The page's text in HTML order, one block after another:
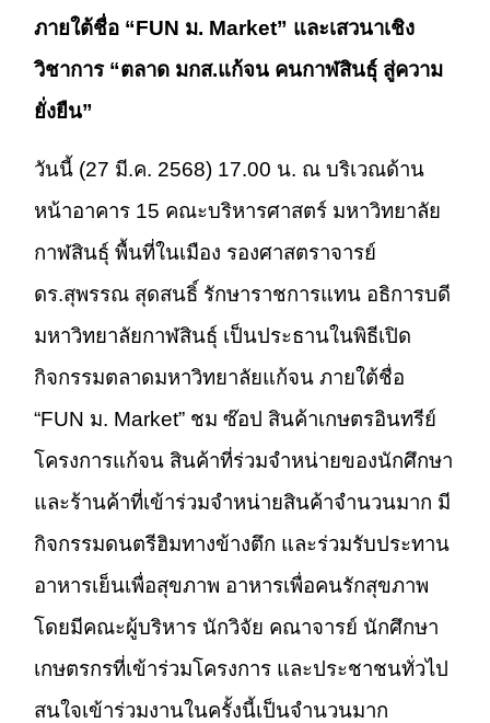
ภายใต้ชื่อ “FUN ม. Market” และเสวนาเชิง
วิชาการ “ตลาด มกส.แก้จน คนกาฬสินธุ์ สู่ความ
ยั่งยืน”
วันนี้ (27 มี.ค. 2568) 17.00 น. ณ บริเวณด้าน
หน้าอาคาร 15 คณะบริหารศาสตร์ มหาวิทยาลัย
กาฬสินธุ์ พื้นที่ในเมือง รองศาสตราจารย์
ดร.สุพรรณ สุดสนธิ์ รักษาราชการแทน อธิการบดี
มหาวิทยาลัยกาฬสินธุ์ เป็นประธานในพิธีเปิด
กิจกรรมตลาดมหาวิทยาลัยแก้จน ภายใต้ชื่อ
“FUN ม. Market” ชม ซ๊อป สินค้าเกษตรอินทรีย์
โครงการแก้จน สินค้าที่ร่วมจำหน่ายของนักศึกษา
และร้านค้าที่เข้าร่วมจำหน่ายสินค้าจำนวนมาก มี
กิจกรรมดนตรีฮิมทางข้างตึก และร่วมรับประทาน
อาหารเย็นเพื่อสุขภาพ อาหารเพื่อคนรักสุขภาพ
โดยมีคณะผู้บริหาร นักวิจัย คณาจารย์ นักศึกษา
เกษตรกรที่เข้าร่วมโครงการ และประชาชนทั่วไป
สนใจเข้าร่วมงานในครั้งนี้เป็นจำนวนมาก